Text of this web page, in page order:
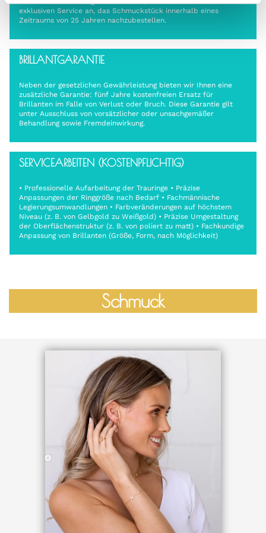
exklusiven Service an, das Schmuckstück innerhalb eines
Zeitraums von 25 Jahren nachzubestellen.
BRILLANTGARANTIE
Neben der gesetzlichen Gewährleistung bieten wir Ihnen eine
zusätzliche Garantie: fünf Jahre kostenfreien Ersatz für
Brillanten im Falle von Verlust oder Bruch. Diese Garantie gilt
unter Ausschluss von vorsätzlicher oder unsachgemäßer
Behandlung sowie Fremdeinwirkung.
SERVICEARBEITEN (KOSTENPFLICHTIG)
• Professionelle Aufarbeitung der Trauringe • Präzise
Anpassungen der Ringgröße nach Bedarf • Fachmännische
Legierungsumwandlungen • Farbveränderungen auf höchstem
Niveau (z. B. von Gelbgold zu Weißgold) • Präzise Umgestaltung
der Oberflächenstruktur (z. B. von poliert zu matt) • Fachkundige
Anpassung von Brillanten (Größe, Form, nach Möglichkeit)
Schmuck